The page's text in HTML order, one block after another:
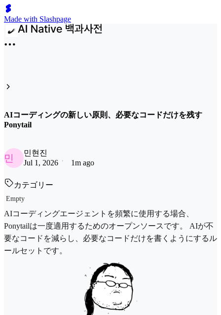
Made with Slashpage
AIコーディングの新しい原則、必要なコードだけを残す
Ponytail
민
민현진
Jul 1, 2026
1m ago
カテゴリー
Empty
AIコーディングエージェントを頻繁に使用する場合、
Ponytailは一度適用するためのオープンソースです。 AIが不
要なコードを減らし、必要なコードだけを書くようにするル
ールセットです。